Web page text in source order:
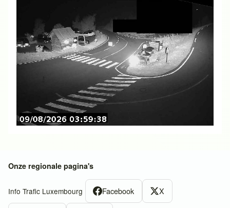
Onze regionale pagina's
Info Trafic Luxembourg Facebook X